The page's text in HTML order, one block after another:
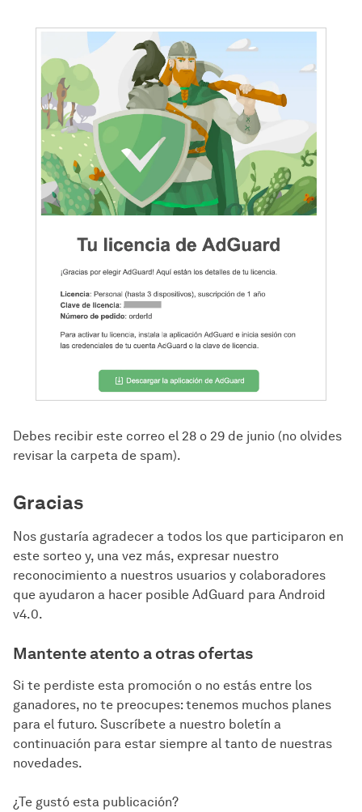
Debes recibir este correo el 28 o 29 de junio (no olvides
revisar la carpeta de spam).
Gracias
Nos gustaría agradecer a todos los que participaron en
este sorteo y, una vez más, expresar nuestro
reconocimiento a nuestros usuarios y colaboradores
que ayudaron a hacer posible AdGuard para Android
v4.0.
Mantente atento a otras ofertas
Si te perdiste esta promoción o no estás entre los
ganadores, no te preocupes: tenemos muchos planes
para el futuro. Suscríbete a nuestro boletín a
continuación para estar siempre al tanto de nuestras
novedades.
¿Te gustó esta publicación?